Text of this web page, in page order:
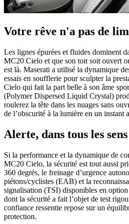
Votre rêve n'a pas de
Les lignes épurées et fluides dominent
MC20 Cielo et que son toit soit ouvert
est là. Maserati a utilisé la dynamique
essais en soufflerie pour sculpter la
Cielo qui fait la part belle à son âme
(Polymer Dispersed Liquid Crystal)
roulerez la tête dans les nuages sans
de l’obscurité à la lumière en un instant
Alerte, dans tous les
Si la performance et la dynamique de
MC20 Cielo, la sécurité est tout aussi
360 degrés, le freinage d’urgence
piétons/cyclistes (EAB) et la
signalisation (TSI) disponibles en
dont la sécurité a fait l’objet de test
confiance ressentie repose sur un
protection.